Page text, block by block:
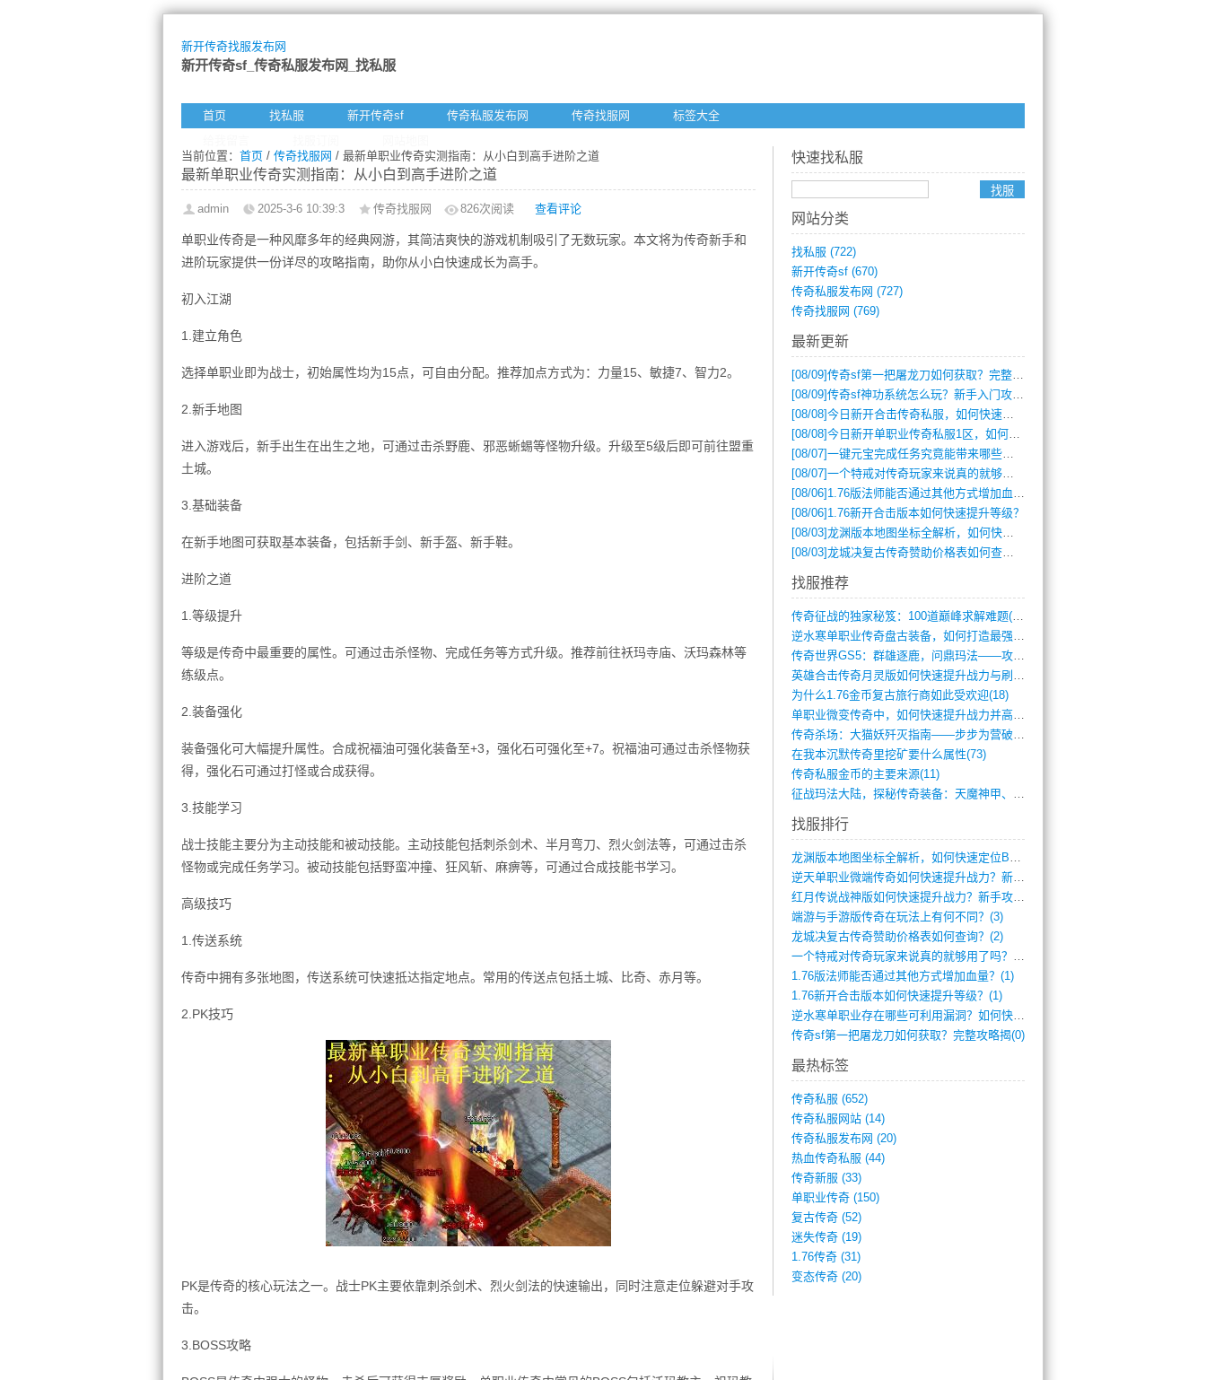
新开传奇找服发布网
新开传奇sf_传奇私服发布网_找私服
首页 找私服 新开传奇sf 传奇私服发布网 传奇找服网
标签大全
当前位置： 首页 / 传奇找服网 / 最新单职业传奇实测指南：从小白到高手进阶之道
最新单职业传奇实测指南：从小白到高手进阶之道
admin 2025-3-6 10:39:3 传奇找服网 826次阅读 查看评论
单职业传奇是一种风靡多年的经典网游，其简洁爽快的游戏机制吸引了无数玩家。本文将为传奇新手和
进阶玩家提供一份详尽的攻略指南，助你从小白快速成长为高手。
初入江湖
1.建立角色
选择单职业即为战士，初始属性均为15点，可自由分配。推荐加点方式为：力量15、敏捷7、智力2。
2.新手地图
进入游戏后，新手出生在出生之地，可通过击杀野鹿、邪恶蜥蜴等怪物升级。升级至5级后即可前往盟重
土城。
3.基础装备
在新手地图可获取基本装备，包括新手剑、新手盔、新手鞋。
进阶之道
1.等级提升
等级是传奇中最重要的属性。可通过击杀怪物、完成任务等方式升级。推荐前往袄玛寺庙、沃玛森林等
练级点。
2.装备强化
装备强化可大幅提升属性。合成祝福油可强化装备至+3，强化石可强化至+7。祝福油可通过击杀怪物获
得，强化石可通过打怪或合成获得。
3.技能学习
战士技能主要分为主动技能和被动技能。主动技能包括刺杀剑术、半月弯刀、烈火剑法等，可通过击杀
怪物或完成任务学习。被动技能包括野蛮冲撞、狂风斩、麻痹等，可通过合成技能书学习。
高级技巧
1.传送系统
传奇中拥有多张地图，传送系统可快速抵达指定地点。常用的传送点包括土城、比奇、赤月等。
2.PK技巧
PK是传奇的核心玩法之一。战士PK主要依靠刺杀剑术、烈火剑法的快速输出，同时注意走位躲避对手攻
击。
3.BOSS攻略
快速找私服
网站分类
找私服 (722)
新开传奇sf (670)
传奇私服发布网 (727)
传奇找服网 (769)
最新更新
[08/09]传奇sf第一把屠龙刀如何获取？完整攻略揭秘
[08/09]传奇sf神功系统怎么玩？新手入门攻略全解析
[08/08]今日新开合击传奇私服，如何快速提升角色战力？
[08/08]今日新开单职业传奇私服1区，如何快速升级与获取顶级装备？
[08/07]一键元宝完成任务究竟能带来哪些超值优势？
[08/07]一个特戒对传奇玩家来说真的就够用了吗？
[08/06] 1.76版法师能否通过其他方式增加血量？
[08/06] 1.76新开合击版本如何快速提升等级？
[08/03]龙渊版本地图坐标全解析，如何快速定位BOSS位置？
[08/03]龙城决复古传奇赞助价格表如何查询？
找服推荐
传奇征战的独家秘笈：100道巅峰求解难题(366)
逆水寒单职业传奇盘古装备，如何打造最强战(491)
传奇世界GS5：群雄逐鹿，问鼎玛法——攻(626)
英雄合击传奇月灵版如何快速提升战力与刷装(381)
为什么1.76金币复古旅行商如此受欢迎(18)
单职业微变传奇中，如何快速提升战力并高效(5)
传奇杀场：大猫妖歼灭指南——步步为营破强(347)
在我本沉默传奇里挖矿要什么属性(73)
传奇私服金币的主要来源(11)
征战玛法大陆，探秘传奇装备：天魔神甲、屠(870)
找服排行
龙渊版本地图坐标全解析，如何快速定位BO(4)
逆天单职业微端传奇如何快速提升战力？新手(4)
红月传说战神版如何快速提升战力？新手攻略(3)
端游与手游版传奇在玩法上有何不同？(3)
龙城决复古传奇赞助价格表如何查询？(2)
一个特戒对传奇玩家来说真的就够用了吗？(1)
1.76版法师能否通过其他方式增加血量？(1)
1.76新开合击版本如何快速提升等级？(1)
逆水寒单职业存在哪些可利用漏洞？如何快速(1)
传奇sf第一把屠龙刀如何获取？完整攻略揭(0)
最热标签
传奇私服 (652)
传奇私服网站 (14)
传奇私服发布网 (20)
热血传奇私服 (44)
传奇新服 (33)
单职业传奇 (150)
复古传奇 (52)
迷失传奇 (19)
1.76传奇 (31)
变态传奇 (20)